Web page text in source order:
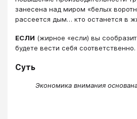
занесена над миром «белых
рассеется дым… кто останется в
ЕСЛИ (жирное «если) вы
будете вести себя соответственно.
Суть
Экономика внимания